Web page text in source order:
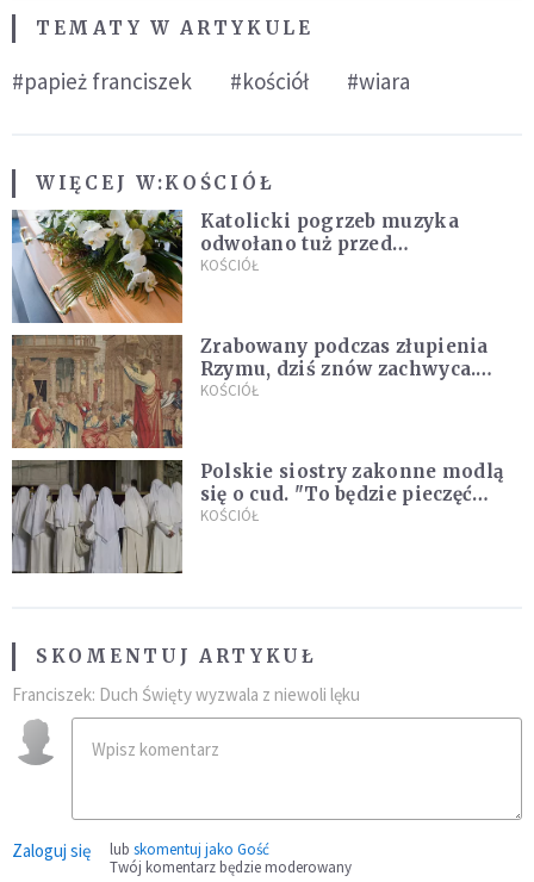
TEMATY W ARTYKULE
#papież franciszek #kościół #wiara
WIĘCEJ W:KOŚCIÓŁ
Katolicki pogrzeb muzyka
odwołano tuż przed
uroczystością. Powodem była
KOŚCIÓŁ
Zrabowany podczas złupienia
Rzymu, dziś znów zachwyca.
Wyjątkowy arras w Castel
KOŚCIÓŁ
Polskie siostry zakonne modlą
się o cud. "To będzie pieczęć
Pana Boga dla naszej wiary"
KOŚCIÓŁ
SKOMENTUJ ARTYKUŁ
Franciszek: Duch Święty wyzwala z niewoli lęku
Zaloguj się lub skomentuj jako Gość
Twój komentarz będzie moderowany